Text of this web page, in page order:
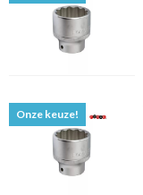
Onze keuze!